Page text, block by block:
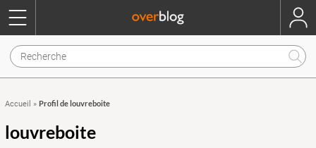
Accueil » Profil de louvreboite
louvreboite